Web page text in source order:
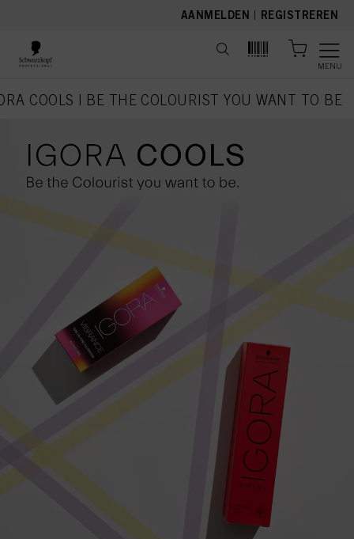
AANMELDEN | REGISTREREN
MENU
COOLS | BE THE COLOURIST YOU WANT TO BE
current page